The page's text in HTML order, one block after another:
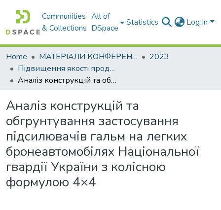
Communities
& Collections
All of
DSpace
Statistics Log In
Home МАТЕРІАЛИ КОНФЕРЕНЦІЙ
2023
Підвищення якості продукції машинобудівних та ремонтних підприємств
Аналіз конструкцій та обгрунтування застосування підсилювачів гальм на легких бронеавтомобілях Національної гвардії України з колісною формулою 4×4
Аналіз конструкцій та
обгрунтування застосування
підсилювачів гальм на легких
бронеавтомобілях Національної
гвардії України з колісною
формулою 4×4